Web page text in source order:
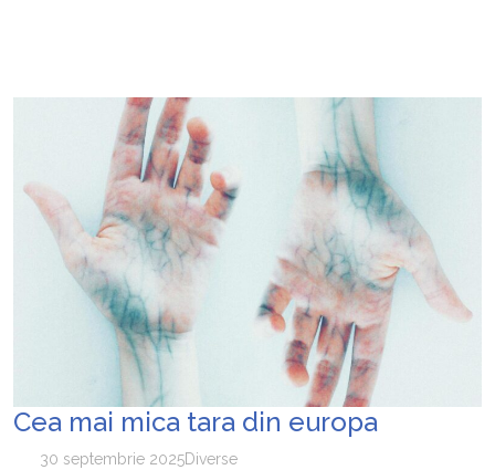
Cea mai mica tara din europa
30 septembrie 2025Diverse